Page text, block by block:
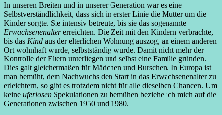
In unseren Breiten und in unserer Generation war es eine
Selbstverständlichkeit, dass sich in erster Linie die Mutter um die
Kinder sorgte. Sie intensiv betreute, bis sie das sogenannte
Erwachsenenaltererreichten. Die Zeit mit den Kindern verbrachte,
bis das Kind aus der elterlichen Wohnung auszog, an einem anderen
Ort wohnhaft wurde, selbstständig wurde. Damit nicht mehr der
Kontrolle der Eltern unterliegen und selbst eine Familie gründen.
Dies galt gleichermaßen für Mädchen und Burschen. In Europa ist
man bemüht, dem Nachwuchs den Start in das Erwachsenenalter zu
erleichtern, so gibt es trotzdem nicht für alle dieselben Chancen. Um
keine uferlosen Spekulationen zu bemühen beziehe ich mich auf die
Generationen zwischen 1950 und 1980.